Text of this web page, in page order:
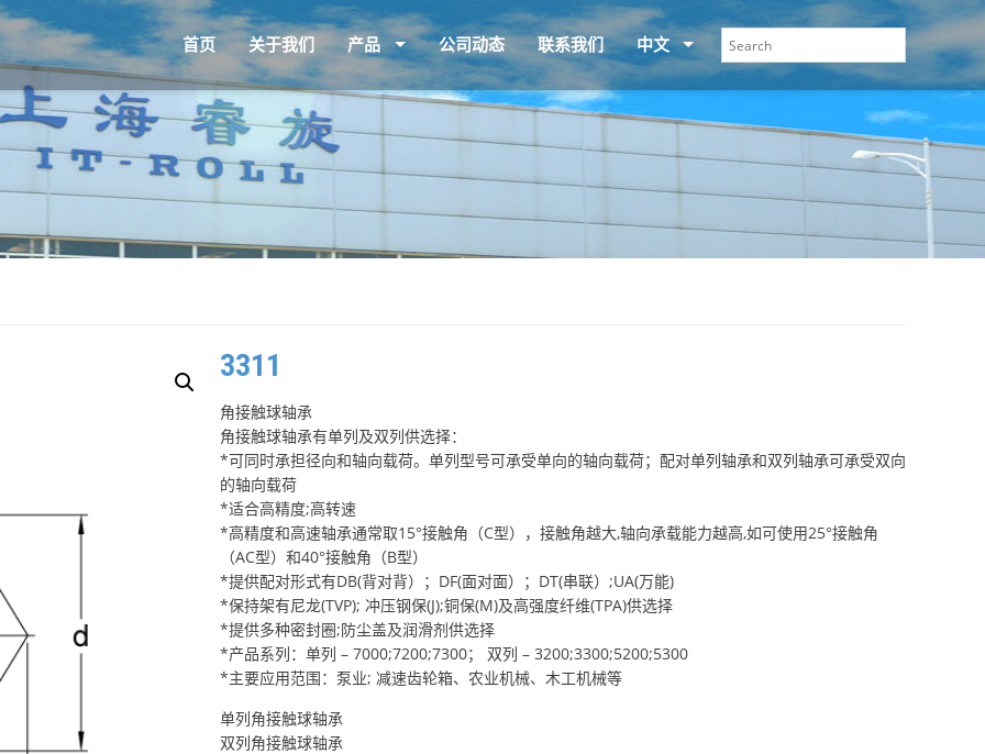
首页 关于我们 产品 公司动态 联系我们 中文
3311
角接触球轴承
角接触球轴承有单列及双列供选择：
*可同时承担径向和轴向载荷。单列型号可承受单向的轴向载荷；配对单列轴承和双列轴承可承受双向
的轴向载荷
*适合高精度;高转速
*高精度和高速轴承通常取15°接触角（C型），接触角越大,轴向承载能力越高,如可使用25°接触角
（AC型）和40°接触角（B型）
*提供配对形式有DB(背对背）；DF(面对面）；DT(串联）;UA(万能)
*保持架有尼龙(TVP); 冲压钢保(J);铜保(M)及高强度纤维(TPA)供选择
*提供多种密封圈;防尘盖及润滑剂供选择
*产品系列：单列 – 7000;7200;7300； 双列 – 3200;3300;5200;5300
*主要应用范围：泵业; 减速齿轮箱、农业机械、木工机械等
单列角接触球轴承
双列角接触球轴承